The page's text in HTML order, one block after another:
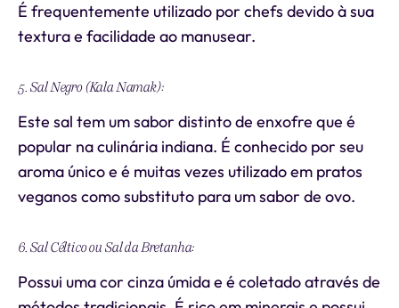
É frequentemente utilizado por chefs devido à sua
textura e facilidade ao manusear.
5. Sal Negro (Kala Namak):
Este sal tem um sabor distinto de enxofre que é
popular na culinária indiana. É conhecido por seu
aroma único e é muitas vezes utilizado em pratos
veganos como substituto para um sabor de ovo.
6. Sal Céltico ou Sal da Bretanha:
Possui uma cor cinza úmida e é coletado através de